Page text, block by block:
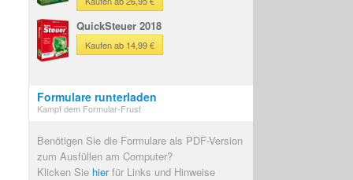
QuickSteuer 2018
Kaufen ab 14,99 €
Formulare runterladen
Kampf dem Formular-Frust
Benötigen Sie die Formulare als PDF-Version
zum Ausfüllen am Computer?
Klicken Sie hierfür Links und Hinweise